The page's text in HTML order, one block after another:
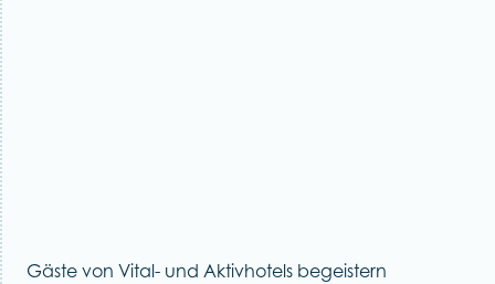
Gäste von Vital- und Aktivhotels begeistern